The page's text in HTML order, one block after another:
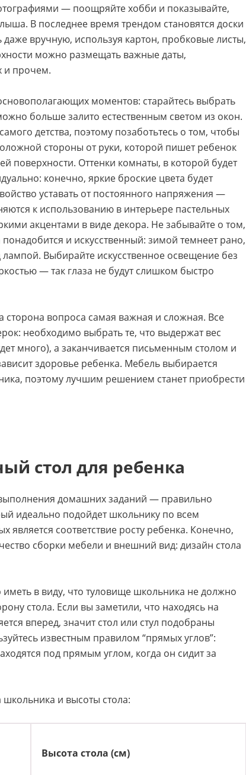
— поощряйте хобби и показывайте,
В последнее время трендом становятся доски
вручную, используя картон, пробковые листы,
можно размещать важные даты,
и прочем.
моментов: старайтесь выбрать
больше залито естественным светом из окон.
детства, поэтому позаботьтесь о том, чтобы
стороны от руки, которой пишет ребенок
поверхности. Оттенки комнаты, в которой будет
конечно, яркие броские цвета будет
уставать от постоянного напряжения —
к использованию в интерьере пастельных
акцентами в виде декора. Не забывайте о том,
и искусственный: зимой темнеет рано,
Выбирайте искусственное освещение без
— так глаза не будут слишком быстро
сторона вопроса самая важная и сложная. Все
необходимо выбрать те, что выдержат вес
много), а заканчивается письменным столом и
здоровье ребенка. Мебель выбирается
поэтому лучшим решением станет приобрести
стол для ребенка
домашних заданий — правильно
идеально подойдет школьнику по всем
соответствие росту ребенка. Конечно,
сборки мебели и внешний вид: дизайн стола
в виду, что туловище школьника не должно
стола. Если вы заметили, что находясь на
вперед, значит стол или стул подобраны
известным правилом “прямых углов”:
под прямым углом, когда он сидит за
и высоты стола:
Высота стола (см)